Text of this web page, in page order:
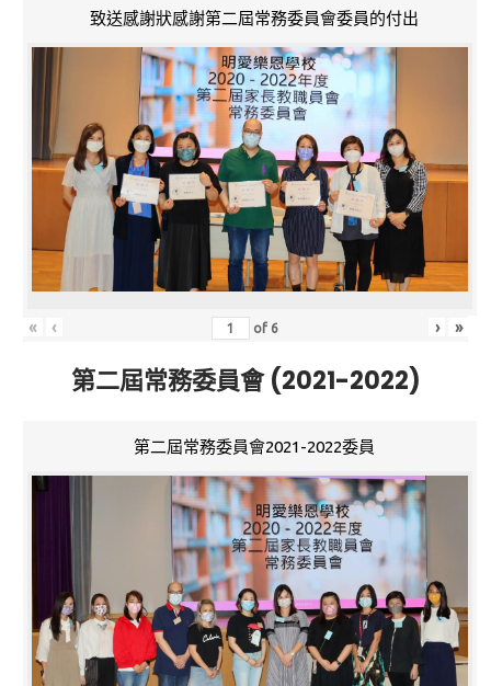
致送感謝狀感謝第二屆常務委員會委員的付出
« ‹ of 6 › »
第二屆常務委員會 (2021-2022)
第二屆常務委員會2021-2022委員